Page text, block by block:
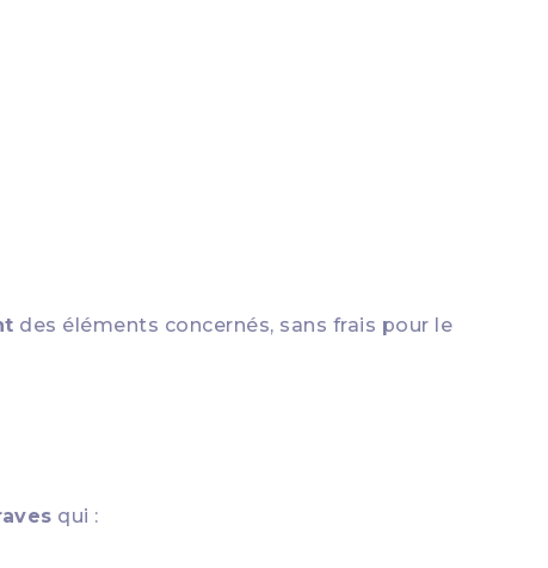
des éléments concernés, sans frais pour le
qui :